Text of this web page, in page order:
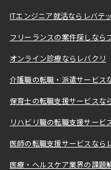
ITエンジニア就活ならレバテ
フリーランスの案件探しなら
オンライン診療ならレバクリ
介護職の転職・派遣サービス
保育士の転職支援サービスな
リハビリ職の転職支援サービ
医師の転職支援サービスなら
医療・ヘルスケア業界の課題